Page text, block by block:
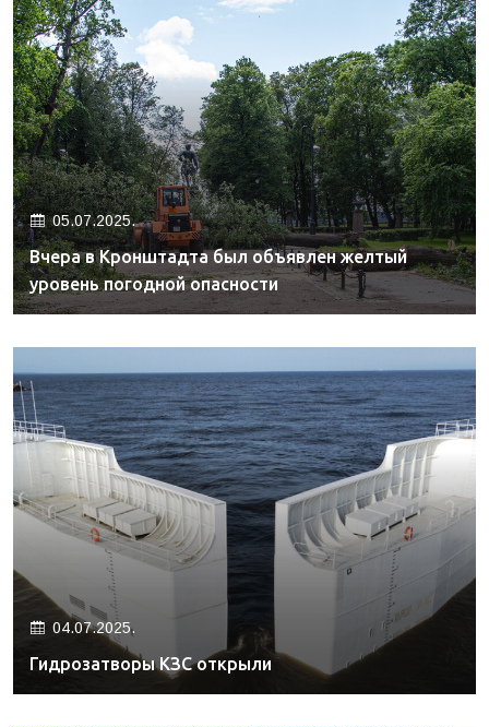
05.07.2025.
Вчера в Кронштадта был объявлен желтый
уровень погодной опасности
04.07.2025.
Гидрозатворы КЗС открыли